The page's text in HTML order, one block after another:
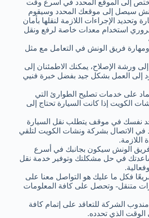
إلى الموقع المحدد في أسرع وقت
سيصل إلى موقعك المحدد وسيقوم
وتحديد الإجراءات اللازمة لنقلها بأمان
استخدام معدات خاصة لرفع ونقل
فريق الونش في التعامل مع مثل
ورشة الإصلاح، يمكنك الاطمئنان إلى
إلى العمل بشكل جيد بفضل خبرة فنيي
على خدمات تصليح الطوارئ التي
الكويت إذا كانت السيارة تحتاج إلى
تجد نفسك في موقف يتطلب نقل السيارة
في الاتصال بشركة ونشات الكويت لتلقي
اللازمة.
الونش سيكون بجانبك في أسرع
في حل مشكلتك وتوفير خدمة نقل
فكل ما عليك هو التواصل معنا على
متنقل- وتحصل على كافة المعلومات
الشركة للتعاقد على إتمام كافة
الذي تحدده.